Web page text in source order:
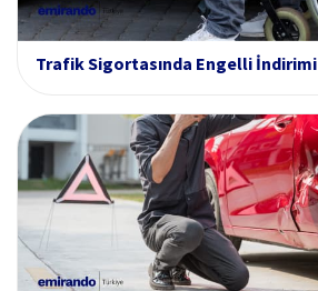
Trafik Sigortasında Engelli İndirimi